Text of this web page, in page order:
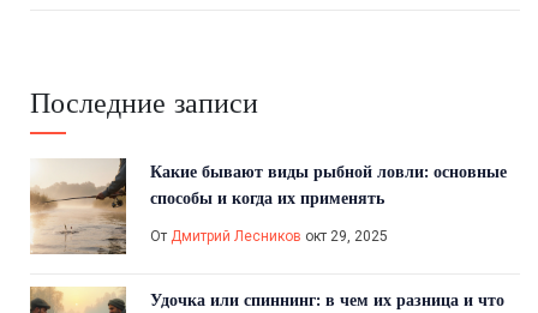
Последние записи
Какие бывают виды рыбной ловли: основные
способы и когда их применять
От Дмитрий Лесников окт 29, 2025
Удочка или спиннинг: в чем их разница и что